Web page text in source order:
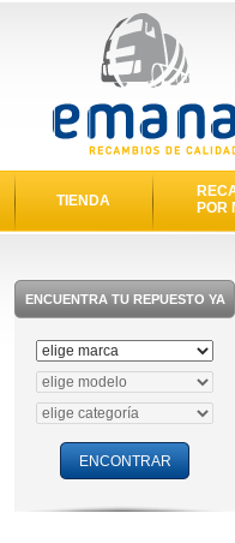
TIENDA
POR
ENCUENTRA TU REPUESTO YA